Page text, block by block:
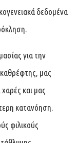
δεδομένα
για την
καθρέφτης, μας
και μας
κατανόηση.
φιλικούς